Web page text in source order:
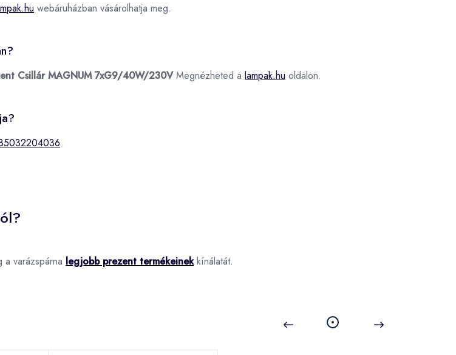
webáruházban vásárolhatja meg.
Csillár MAGNUM 7xG9/40W/230VMegnézheted a lampak.hu oldalon.
a varázspárna legjobb prezent termékeinekkínálatát.